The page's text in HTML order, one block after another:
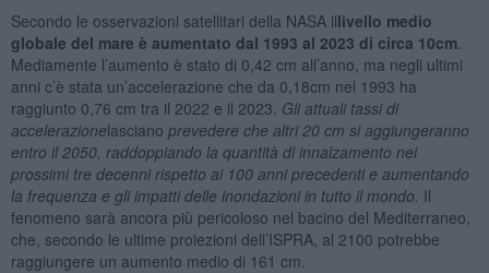
Secondo le osservazioni satellitari della NASA illivello medio
globale del mare è aumentato dal 1993 al 2023 di circa 10cm.
Mediamente l’aumento è stato di 0,42 cm all’anno, ma negli ultimi
anni c’è stata un’accelerazione che da 0,18cm nel 1993 ha
raggiunto 0,76 cm tra il 2022 e il 2023. Gli attuali tassi di
accelerazionelasciano prevedere che altri 20 cm si aggiungeranno
entro il 2050, raddoppiando la quantità di innalzamento nei
prossimi tre decenni rispetto ai 100 anni precedenti e aumentando
la frequenza e gli impatti delle inondazioni in tutto il mondo Il
fenomeno sarà ancora più pericoloso nel bacino del Mediterraneo,
che, secondo le ultime proiezioni dell’ISPRA, al 2100 potrebbe
raggiungere un aumento medio di 161 cm.